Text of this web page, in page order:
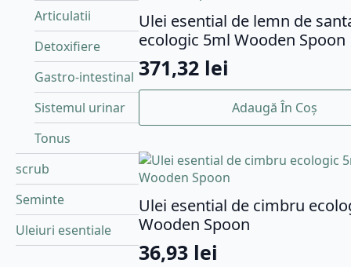
Articulatii
Detoxifiere
Gastro-intestinal
Sistemul urinar
Tonus
scrub
Seminte
Uleiuri esentiale
Ulei esential de lemn de
ecologic 5ml Wooden Spoon
371,32 lei
Adaugă În Coș
Ulei esential de cimbru
Wooden Spoon
36,93 lei